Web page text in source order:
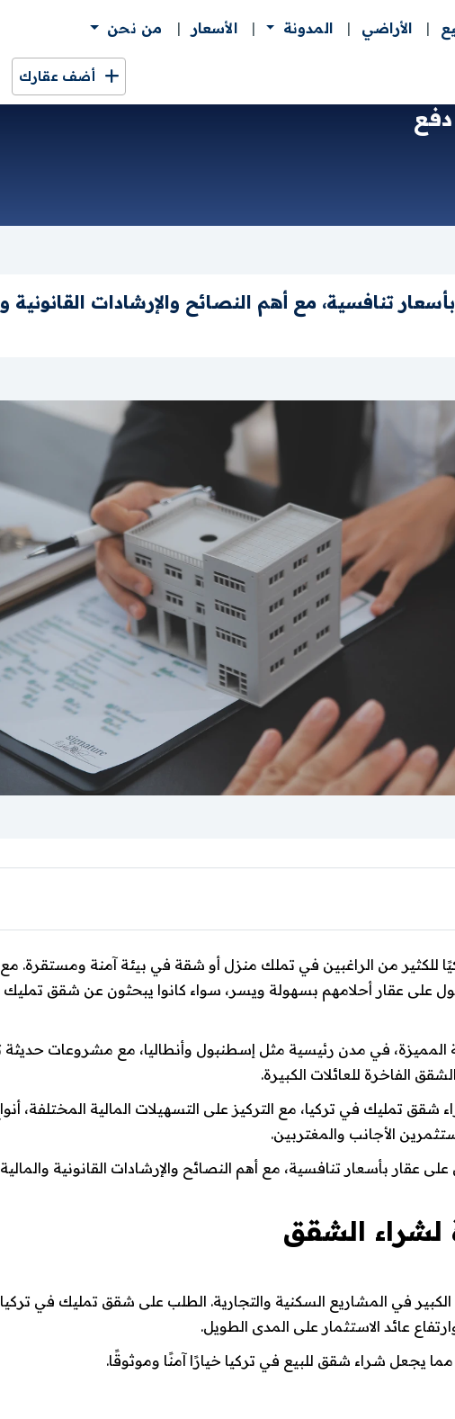
الأراضي المدونة الأسعار من نحن
أضف عقارك
تنافسية، مع أهم النصائح والإرشادات القانونية
وذكيًا للكثير من الراغبين في تملك منزل أو شقة في بيئة آمنة
على عقار أحلامهم بسهولة ويسر، سواء كانوا يبحثون عن شقق تمليك
المميزة، في مدن رئيسية مثل إسطنبول وأنطاليا، مع مشروعات
الفاخرة للعائلات الكبيرة.
تمليك في تركيا، مع التركيز على التسهيلات المالية المختلفة،
الأجانب والمغتربين.
عقار بأسعار تنافسية، مع أهم النصائح والإرشادات القانونية
لشراء الشقق
الكبير في المشاريع السكنية والتجارية. الطلب على شقق تمليك في
عائد الاستثمار على المدى الطويل.
يجعل شراء شقق للبيع في تركيا خيارًا آمنًا وموثوقًا.